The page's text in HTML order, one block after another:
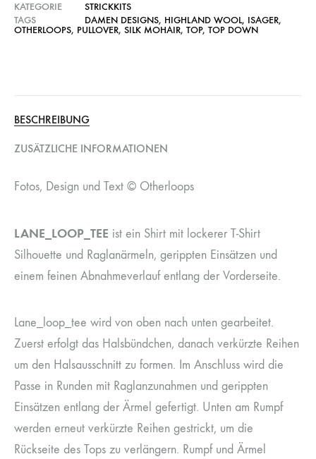
KATEGORIE
STRICKKITS
TAGS
DAMEN DESIGNS, HIGHLAND WOOL, ISAGER,
OTHERLOOPS, PULLOVER, SILK MOHAIR, TOP, TOP DOWN
BESCHREIBUNG
ZUSÄTZLICHE INFORMATIONEN
Fotos, Design und Text © Otherloops
LANE_LOOP_TEE ist ein Shirt mit lockerer T-Shirt
Silhouette und Raglanärmeln, gerippten Einsätzen und
einem feinen Abnahmeverlauf entlang der Vorderseite.
Lane_loop_tee wird von oben nach unten gearbeitet.
Zuerst erfolgt das Halsbündchen, danach verkürzte Reihen
um den Halsausschnitt zu formen. Im Anschluss wird die
Passe in Runden mit Raglanzunahmen und gerippten
Einsätzen entlang der Ärmel gefertigt. Unten am Rumpf
werden erneut verkürzte Reihen gestrickt, um die
Rückseite des Tops zu verlängern. Rumpf und Ärmel